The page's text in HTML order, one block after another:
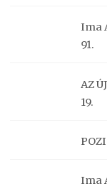
Ima
91.
AZ
19.
Ima